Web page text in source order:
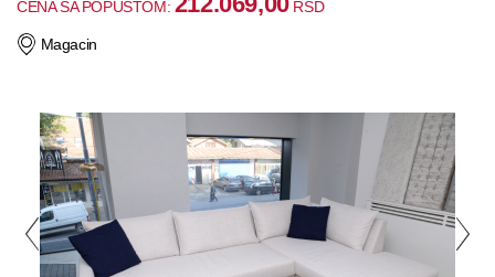
AKTUELNOSTI
BUSINESS
SERVISI
CENA SA POPUSTOM: RSD
Magacin